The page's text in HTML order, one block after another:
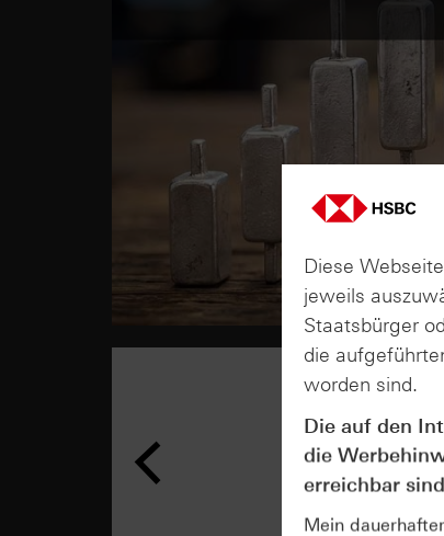
Diese
jeweils
Staatsbürger
die
worden sind.
Die auf den
die
erreichbar
Mein